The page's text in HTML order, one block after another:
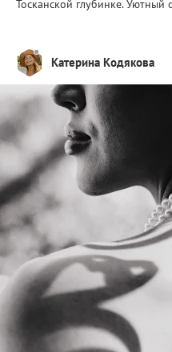
Тосканской глубинке. Уютный
Катерина Кодякова